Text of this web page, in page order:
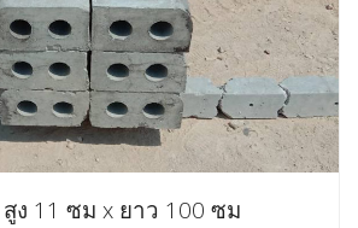
ง 11 ซม x ยาว 100 ซม